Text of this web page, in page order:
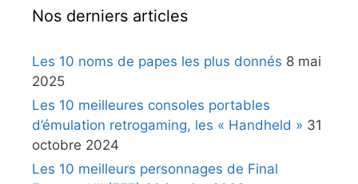
Nos derniers articles
Les 10 noms de papes les plus donnés 8 mai
2025
Les 10 meilleures consoles portables
d’émulation retrogaming, les « Handheld » 31
octobre 2024
Les 10 meilleurs personnages de Final